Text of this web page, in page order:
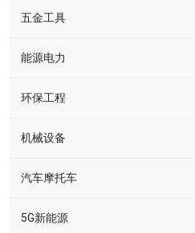
五金工具
能源电力
环保工程
机械设备
汽车摩托车
5G新能源